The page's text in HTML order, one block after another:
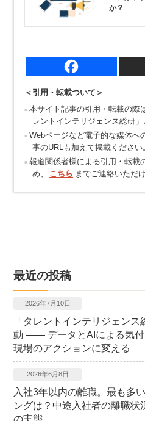
か？
＜引用・転載ついて＞
本サイト記事の引用・転載の際
レントインテリジェンス総研
Webページなど電子的な媒体へ
事のURLも加えて掲載ください
報道関係者様による引用・転載
め、
こちら までご連絡いただ
最近の投稿
2026年7月10日
「タレントインテリジェンス
動 ―― データとAIによる気付
現場のアクションに変える
2026年6月8日
入社3年以内の離職。最も多
ングは？中途入社者の離職状
の実態